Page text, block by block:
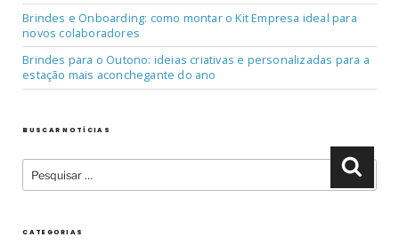
Brindes e Onboarding: como montar o Kit Empresa ideal para
novos colaboradores
Brindes para o Outono: ideias criativas e personalizadas para a
estação mais aconchegante do ano
BUSCAR NOTÍCIAS
CATEGORIAS